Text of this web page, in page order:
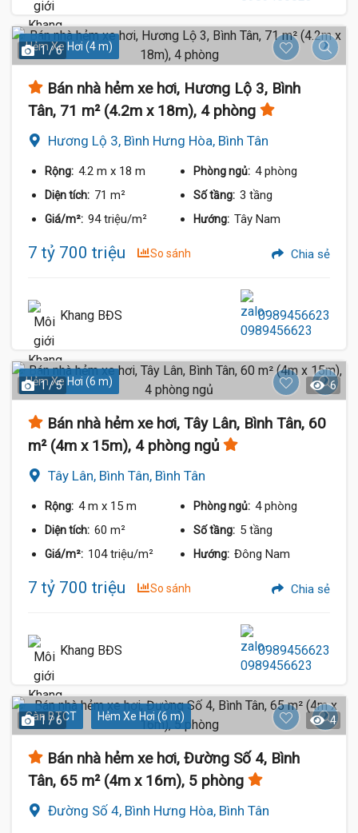
Hẻm Xe Hơi (4 m)
1 / 6
Bán nhà hẻm xe hơi, Hương Lộ 3, Bình
Tân, 71 m² (4.2m x 18m), 4 phòng
Hương Lộ 3, Bình Hưng Hòa, Bình Tân
Rộng: 4.2 m x 18 m Phòng ngủ: 4 phòng
Diện tích: 71 m² Số tầng: 3 tầng
Giá/m²: 94 triệu/m² Hướng: Tây Nam
7 tỷ 700 triệu So sánh Chia sẻ
Khang BĐS 0989456623
Hẻm Xe Hơi (6 m)
1 / 5 6
Bán nhà hẻm xe hơi, Tây Lân, Bình Tân, 60
m² (4m x 15m), 4 phòng ngủ
Tây Lân, Bình Tân, Bình Tân
Rộng: 4 m x 15 m Phòng ngủ: 4 phòng
Diện tích: 60 m² Số tầng: 5 tầng
Giá/m²: 104 triệu/m² Hướng: Đông Nam
7 tỷ 700 triệu So sánh Chia sẻ
Khang BĐS 0989456623
Sàn BTCT Hẻm Xe Hơi (6 m)
1 / 6 4
Bán nhà hẻm xe hơi, Đường Số 4, Bình
Tân, 65 m² (4m x 16m), 5 phòng
Đường Số 4, Bình Hưng Hòa, Bình Tân